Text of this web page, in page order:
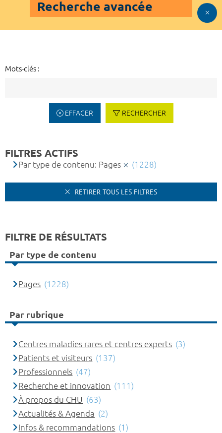
Recherche avancée
Mots-clés :
EFFACER RECHERCHER
FILTRES ACTIFS
Par type de contenu: Pages (1228)
RETIRER TOUS LES FILTRES
FILTRE DE RÉSULTATS
Par type de contenu
Pages (1228)
Par rubrique
Centres maladies rares et centres experts (3)
Patients et visiteurs (137)
Professionnels (47)
Recherche et innovation (111)
À propos du CHU (63)
Actualités & Agenda (2)
Infos & recommandations (1)